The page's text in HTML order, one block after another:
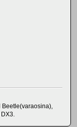
Beetle(varaosina),